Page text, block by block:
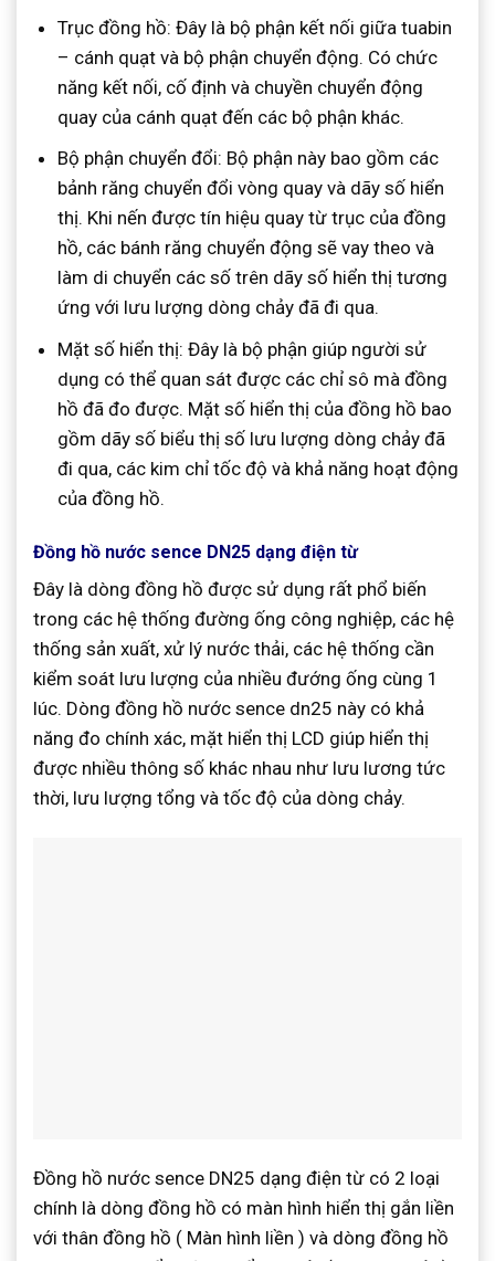
Trục đồng hồ: Đây là bộ phận kết nối giữa tuabin
– cánh quạt và bộ phận chuyển động. Có chức
năng kết nối, cố định và chuyền chuyển động
quay của cánh quạt đến các bộ phận khác.
Bộ phận chuyển đổi: Bộ phận này bao gồm các
bảnh răng chuyển đổi vòng quay và dãy số hiển
thị. Khi nến được tín hiệu quay từ trục của đồng
hồ, các bánh răng chuyển động sẽ vay theo và
làm di chuyển các số trên dãy số hiển thị tương
ứng với lưu lượng dòng chảy đã đi qua.
Mặt số hiển thị: Đây là bộ phận giúp người sử
dụng có thể quan sát được các chỉ sô mà đồng
hồ đã đo được. Mặt số hiển thị của đồng hồ bao
gồm dãy số biểu thị số lưu lượng dòng chảy đã
đi qua, các kim chỉ tốc độ và khả năng hoạt động
của đồng hồ.
Đồng hồ nước sence DN25 dạng điện từ
Đây là dòng đồng hồ được sử dụng rất phổ biến
trong các hệ thống đường ống công nghiệp, các hệ
thống sản xuất, xử lý nước thải, các hệ thống cần
kiểm soát lưu lượng của nhiều đướng ống cùng 1
lúc. Dòng đồng hồ nước sence dn25 này có khả
năng đo chính xác, mặt hiển thị LCD giúp hiển thị
được nhiều thông số khác nhau như lưu lương tức
thời, lưu lượng tổng và tốc độ của dòng chảy.
Đồng hồ nước sence DN25 dạng điện từ có 2 loại
chính là dòng đồng hồ có màn hình hiển thị gắn liền
với thân đồng hồ ( Màn hình liền ) và dòng đồng hồ